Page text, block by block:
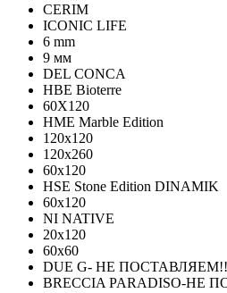
CERIM
ICONIC LIFE
6 mm
9 мм
DEL CONCA
HBE Bioterre
60Х120
HME Marble Edition
120x120
120x260
60x120
HSE Stone Edition DINAMIK
60x120
NI NATIVE
20х120
60х60
DUE G- НЕ
BRECCIA PARADISO-НЕ